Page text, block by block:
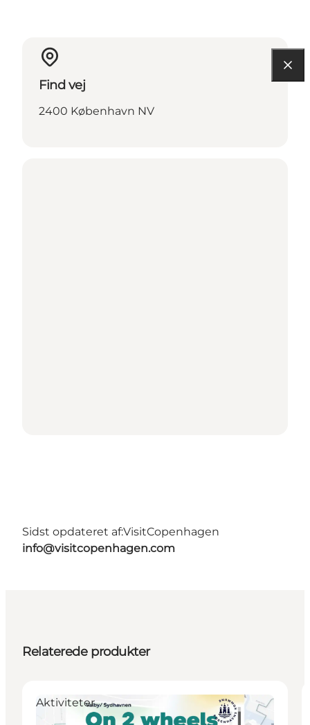
Find vej
2400 København NV
Sidst opdateret af:VisitCopenhagen
info@visitcopenhagen.com
Relaterede produkter
Aktiviteter